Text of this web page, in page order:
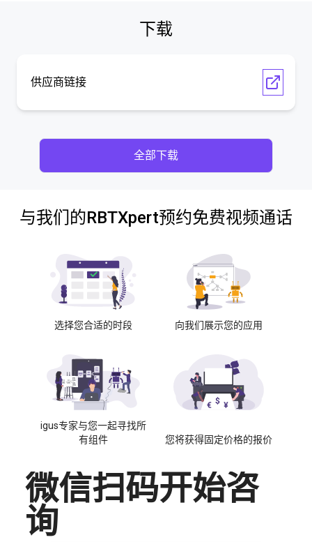
下载
供应商链接
全部下载
与我们的RBTXpert预约免费视频通话
选择您合适的时段 向我们展示您的应用
igus专家与您一起寻找所
有组件
您将获得固定价格的报价
微信扫码开始咨
询